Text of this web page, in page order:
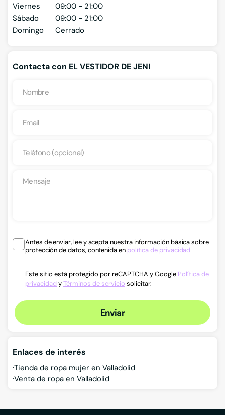
Viernes
09:00 - 21:00
Sábado
09:00 - 21:00
Domingo
Cerrado
Contacta con EL VESTIDOR DE JENI
Antes de enviar, lee y acepta nuestra información básica sobre
protección de datos, contenida en política de privacidad
Este sitio está protegido por reCAPTCHA y Google Política de
privacidad yTérminos de servicio solicitar.
Enviar
Enlaces de interés
Tienda de ropa mujer en Valladolid
Venta de ropa en Valladolid